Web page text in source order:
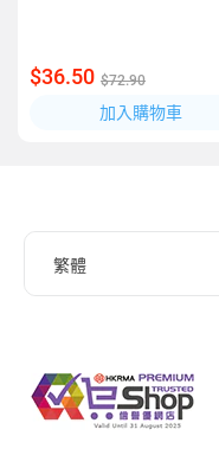
$36.50 $72.90
加入購物車